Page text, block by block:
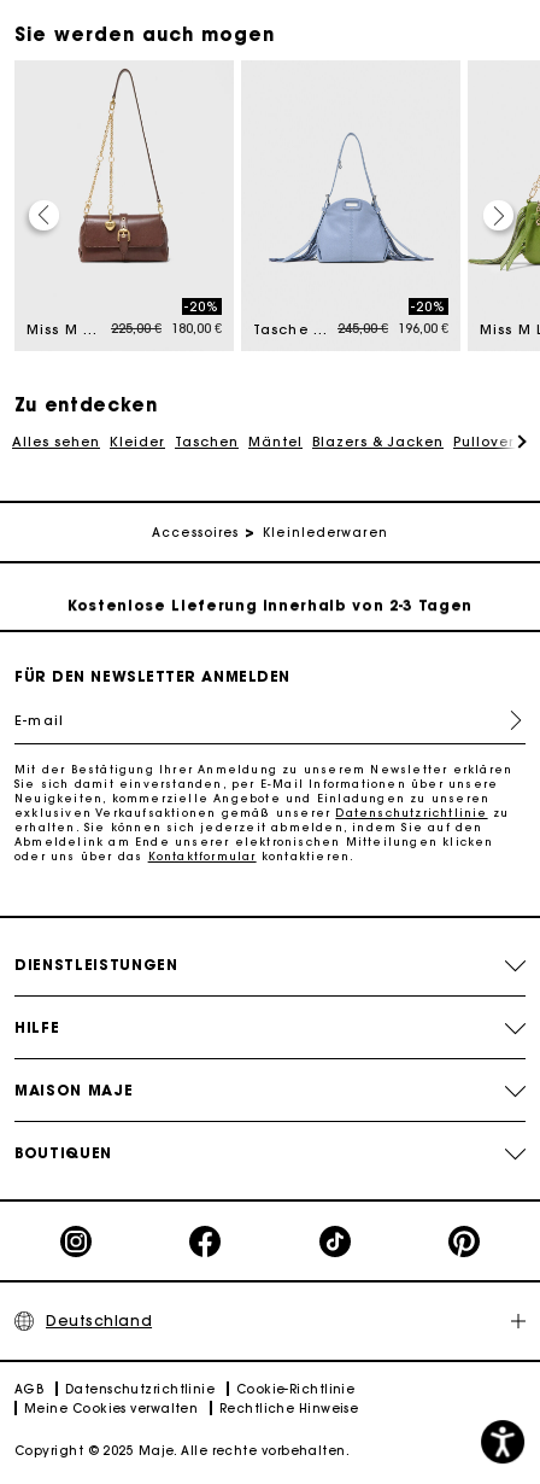
Sie werden auch mogen
Miss M Walk aus Vintage-Leder Price reduced from
225,00 €to
-20%
180,00 €
Tasche Miss M Micro Price reduced from
245,00 €to
-20%
196,00 €
Zu entdecken
Alles sehen Kleider Taschen Mäntel Blazers & Jacken Pullover &
Accessoires Kleinlederwaren
Die Maje-Geschenkkarte: Die beste Möglichkeit, das
Kostenlose Lieferung innerhalb von 2-3 Tagen
PayPal - Bezahlung nach 30 Tagen
perfekte Geschenk zu machen
Kostenlose Lieferung innerhalb von 2-3 Tagen
PayPal - Bezahlung nach 30 Tagen
Die Maje-Geschenkkarte: Die beste Möglichkeit, das
perfekte Geschenk zu machen
FÜR DEN NEWSLETTER ANMELDEN
E-mail
Mit der Bestätigung Ihrer Anmeldung zu unserem Newsletter erklären
Sie sich damit einverstanden, per E-Mail Informationen über unsere
Neuigkeiten, kommerzielle Angebote und Einladungen zu unseren
exklusiven Verkaufsaktionen gemäß unserer Datenschutzrichtlinie
zu
erhalten. Sie können sich jederzeit abmelden, indem Sie auf den
Abmeldelink am Ende unserer elektronischen Mitteilungen klicken
oder uns über das
Kontaktformular kontaktieren.
DIENSTLEISTUNGEN
HILFE
MAISON MAJE
BOUTIQUEN
Deutschland
AGB Datenschutzrichtlinie
Cookie-Richtlinie
Meine Cookies verwalten
Rechtliche Hinweise
Copyright © 2025 Maje. Alle rechte vorbehalten.